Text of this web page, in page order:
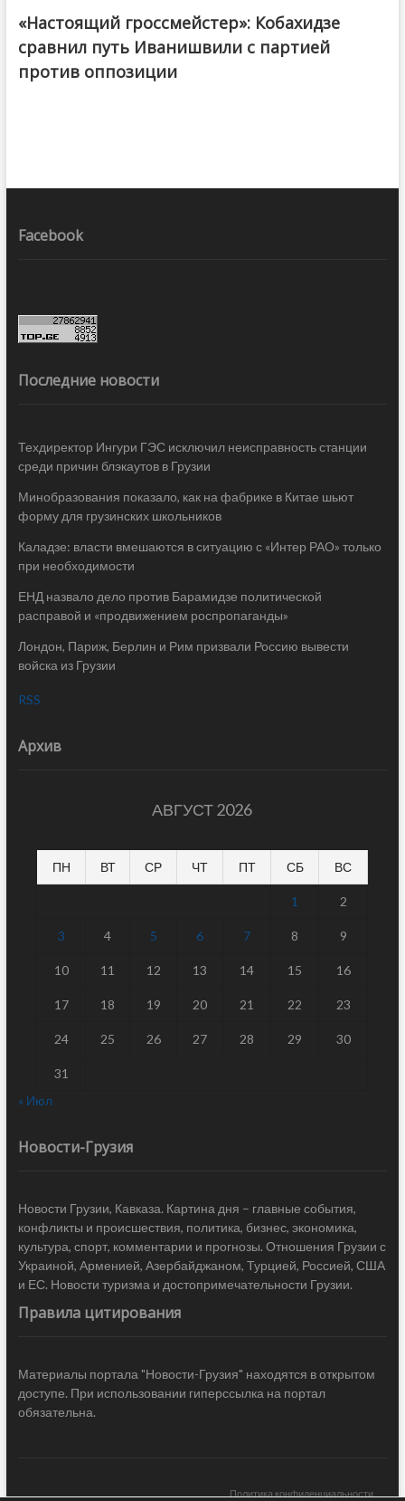
@ქართული ოცნება / Georgian Dream
«Настоящий гроссмейстер»: Кобахидзе
сравнил путь Иванишвили с партией
против оппозиции
Facebook
Последние новости
Техдиректор Ингури ГЭС исключил неисправность станции
среди причин блэкаутов в Грузии
Минобразования показало, как на фабрике в Китае шьют
форму для грузинских школьников
Каладзе: власти вмешаются в ситуацию с «Интер РАО» только
при необходимости
ЕНД назвало дело против Барамидзе политической
расправой и «продвижением роспропаганды»
Лондон, Париж, Берлин и Рим призвали Россию вывести
войска из Грузии
RSS
Архив
АВГУСТ 2026
ПН ВТ СР ЧТ ПТ СБ ВС
1 2
3 4 5 6 7 8 9
10 11 12 13 14 15 16
17 18 19 20 21 22 23
24 25 26 27 28 29 30
31
« Июл
Новости-Грузия
Новости Грузии, Кавказа. Картина дня – главные события,
конфликты и происшествия, политика, бизнес, экономика,
культура, спорт, комментарии и прогнозы. Отношения Грузии с
Украиной, Арменией, Азербайджаном, Турцией, Россией, США
и ЕС. Новости туризма и достопримечательности Грузии.
Правила цитирования
Материалы портала "Новости-Грузия" находятся в открытом
доступе. При использовании гиперссылка на портал
обязательна.
Политика конфиденциальности